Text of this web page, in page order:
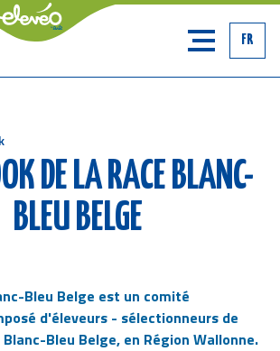
FR
DE LA RACE BLANC-
BLEU BELGE
Bleu Belge est un comité
d'éleveurs - sélectionneurs de
Bleu Belge, en Région Wallonne.